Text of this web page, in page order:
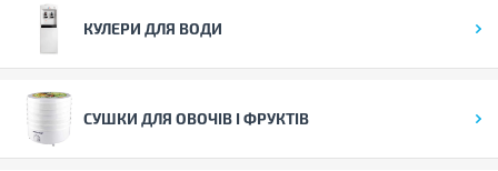
КУЛЕРИ ДЛЯ ВОДИ
СУШКИ ДЛЯ ОВОЧІВ І ФРУКТІВ